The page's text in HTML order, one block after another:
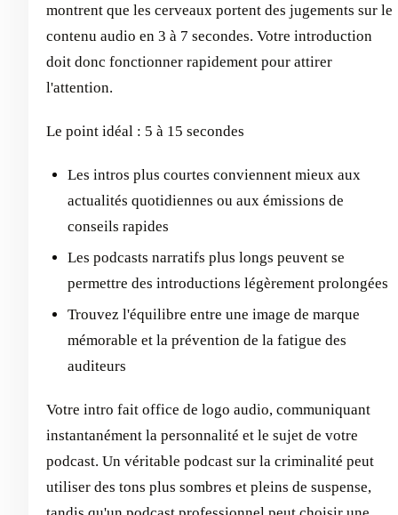
montrent que les cerveaux portent des jugements sur le
contenu audio en 3 à 7 secondes. Votre introduction
doit donc fonctionner rapidement pour attirer
l'attention.
Le point idéal : 5 à 15 secondes
Les intros plus courtes conviennent mieux aux
actualités quotidiennes ou aux émissions de
conseils rapides
Les podcasts narratifs plus longs peuvent se
permettre des introductions légèrement prolongées
Trouvez l'équilibre entre une image de marque
mémorable et la prévention de la fatigue des
auditeurs
Votre intro fait office de logo audio, communiquant
instantanément la personnalité et le sujet de votre
podcast. Un véritable podcast sur la criminalité peut
utiliser des tons plus sombres et pleins de suspense,